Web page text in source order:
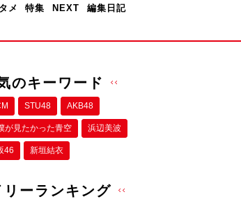
メ 特集 NEXT 編集日記
のキーワード
STU48 AKB48
が⾒たかった⻘空 浜辺美波
46 新垣結衣
リーランキング